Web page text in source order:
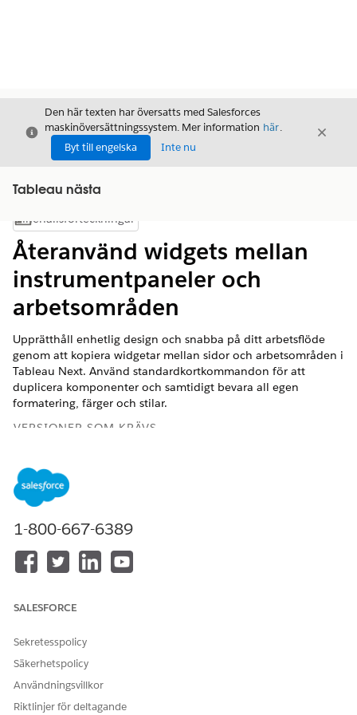
Stäng
Den här texten har översatts med Salesforces
maskinöversättningssystem. Mer information här.
Byt till engelska
Inte nu
Stäng
Tableau nästa
Visa innehållsförteckning
Innehållsförteckningar
Återanvänd widgets mellan
instrumentpaneler och
arbetsområden
Upprätthåll enhetlig design och snabba på ditt arbetsflöde
genom att kopiera widgetar mellan sidor och arbetsområden i
Tableau Next. Använd standardkortkommandon för att
duplicera komponenter och samtidigt bevara all egen
formatering, färger och stilar.
VERSIONER SOM KRÄVS
Visa versioner som stöds.
Redigera Tableau Next-
ANTECKNINGSe till att du har åtkomst till
destinationsarbetsområdet. Om du klistrar in i ett annat
1-800-667-6389
SALESFORCE
Sekretesspolicy
Säkerhetspolicy
Användningsvillkor
Riktlinjer för deltagande